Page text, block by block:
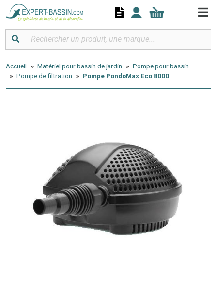
Accueil Matériel pour bassin de jardin
Pompe pour bassin
Pompe de filtration
Pompe PondoMax Eco 8000
Panneau de gestion des cookies